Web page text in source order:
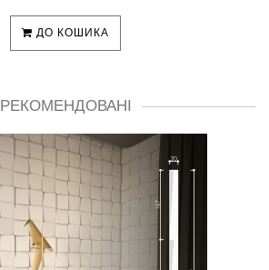
ДО КОШИКА
РЕКОМЕНДОВАНІ